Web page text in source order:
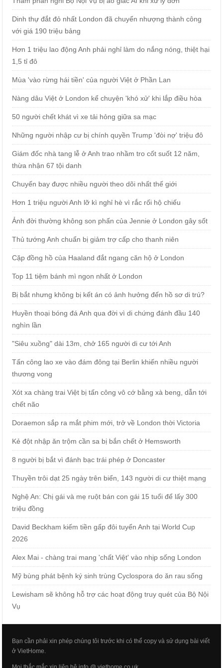
Dinh thự đắt đỏ nhất London đã chuyển nhượng thành công
với giá 190 triệu bảng
Hơn 1 triệu lao động Anh phải nghỉ làm do nắng nóng, thiệt hại
1,5 tỉ đô
Mùa 'vào rừng hái tiền' của người Việt ở Phần Lan
Nàng dâu Việt ở London kể chuyện 'khó xử' khi lắp điều hòa
50 người chết khát vì xe tải hỏng giữa sa mạc
Những người nhập cư bị chính quyền Trump 'đòi nợ' triệu đô
Giám đốc nhà tang lễ ở Anh trao nhầm tro cốt suốt 12 năm,
thừa nhận 67 tội danh
Chuyến bay được nhiều người theo dõi nhất thế giới
Hơn 1 triệu người Anh lỡ kì nghỉ hè vì rắc rối hộ chiếu
Ảnh đời thường không son phấn của Jennie ở London gây sốt
Thủ tướng Anh chuẩn bị giảm trợ cấp cho thanh niên
Cặp đồng hồ của Haaland đắt ngang căn hộ ở London
Top 11 tiệm bánh mì ngon nhất ở London
Bị bắt nhưng không bị kết án có ảnh hưởng đến hồ sơ di trú?
Huyền thoại bóng đá Anh qua đời vì di chứng đánh đầu 140
nghìn lần
"Siêu xuồng" dài 13m, chở 165 người di cư tới Anh
Tấn công lao xe vào đám đông tại Berlin khiến nhiều người
thương vong
Xót xa chàng trai Việt bị tấn công vô cớ bằng xà beng, dẫn tới
chết não
Doraemon sắp ra mắt phim mới, trở về London thời Victoria
Kẻ đột nhập ăn trộm cần sa bị bắn chết ở Hemsworth
8 người bị bắt vì đánh bạc trái phép ở Doncaster
Thuyền trôi dạt 25 ngày trên biển, 143 người di cư thiệt mạng
Nghệ An: Chị gái và mẹ ruột bán con gái 15 tuổi để lấy 300
triệu đồng
David Beckham kiếm tiền gấp đôi tuyển Anh tại World Cup
2026
Alex Mai - chàng trai mang 'chất Việt' vào nhịp sống London
Mỹ bùng phát bệnh ký sinh trùng Cyclospora do ăn rau sống
Lewisham sẽ không hỗ trợ các hoạt động truy quét của Bộ Nội
Vụ
Bạn cần phải xin phép chúng tôi trước khi có thể copy và sử dụng bài viết
ở VietHome.